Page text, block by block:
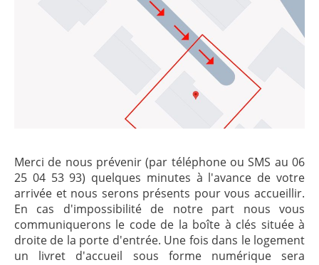
Merci de nous prévenir (par téléphone ou SMS au 06
25 04 53 93) quelques minutes à l'avance de votre
arrivée et nous serons présents pour vous accueillir.
En cas d'impossibilité de notre part nous vous
communiquerons le code de la boîte à clés située à
droite de la porte d'entrée. Une fois dans le logement
un livret d'accueil sous forme numérique sera